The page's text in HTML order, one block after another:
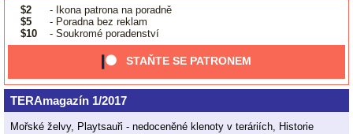
$2
- Ikona patrona na poradně
$5
- Poradna bez reklam
$10
- Soukromé poradenství
STAŇTE SE PATRONEM
TERAmagazín 1/2017
Mořské želvy, Playtsauři - nedoceněné klenoty v teráriích, Historie